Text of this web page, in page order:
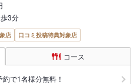
3分
店 口コミ投稿特典対象店
コース
で1名様分無料！